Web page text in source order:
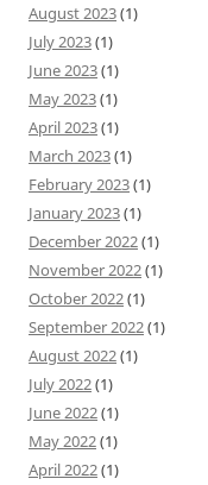
August 2023(1)
July 2023(1)
June 2023(1)
May 2023(1)
April 2023(1)
March 2023(1)
February 2023(1)
January 2023(1)
December 2022(1)
November 2022(1)
October 2022(1)
September 2022(1)
August 2022(1)
July 2022(1)
June 2022(1)
May 2022(1)
April 2022(1)